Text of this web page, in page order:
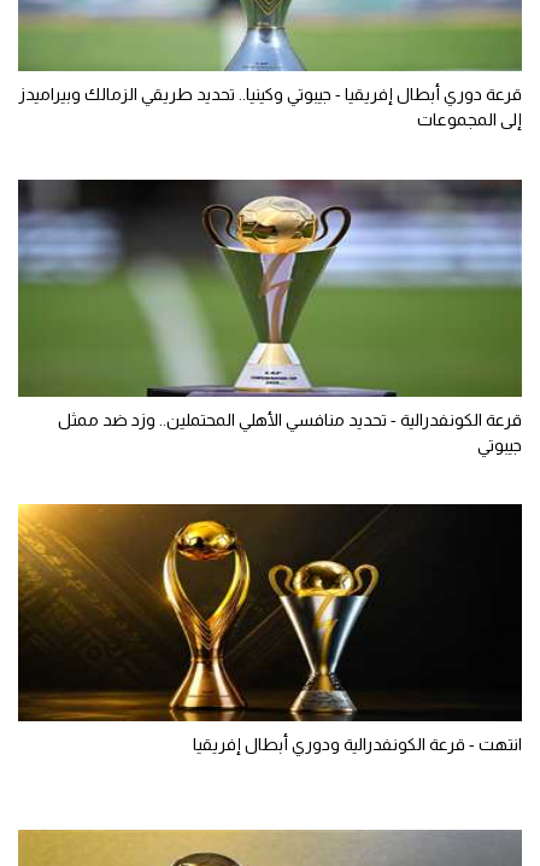
قرعة دوري أبطال إفريقيا - جيبوتي وكينيا.. تحديد طريقي الزمالك وبيراميدز
إلى المجموعات
قرعة الكونفدرالية - تحديد منافسي الأهلي المحتملين.. وزد ضد ممثل
جيبوتي
انتهت - قرعة الكونفدرالية ودوري أبطال إفريقيا